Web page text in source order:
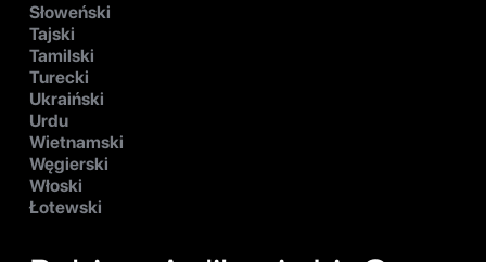
Słoweński
Tajski
Tamilski
Turecki
Ukraiński
Urdu
Wietnamski
Węgierski
Włoski
Łotewski